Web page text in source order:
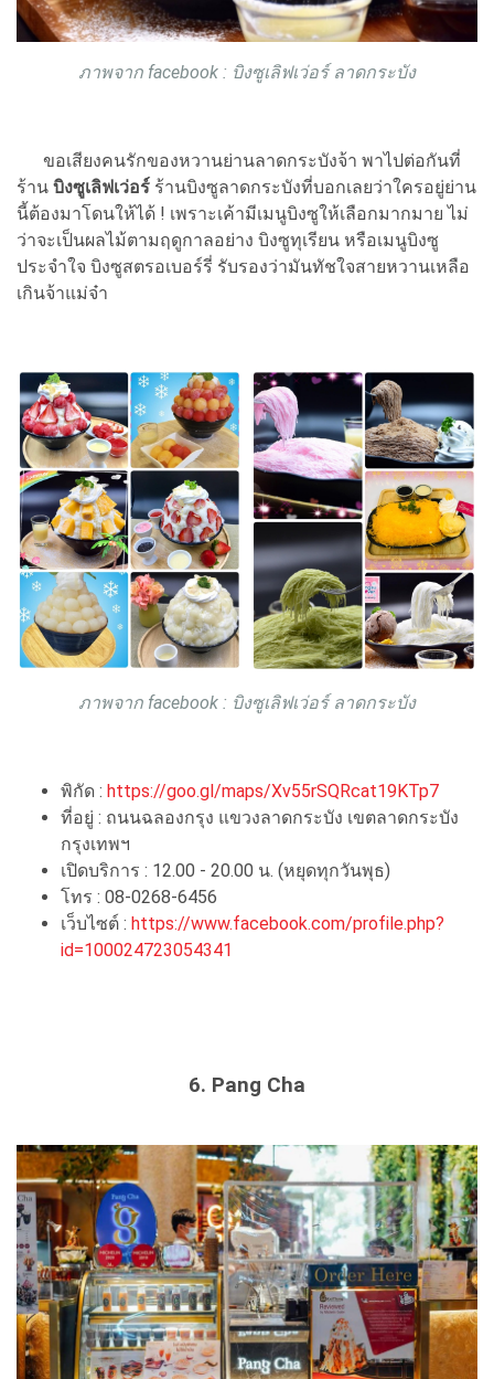
ภาพจาก facebook : บิงซูเลิฟเว่อร์ ลาดกระบัง
ขอเสียงคนรักของหวานย่านลาดกระบังจ้า พาไปต่อกันที่
ร้าน บิงซูเลิฟเว่อร์ ร้านบิงซูลาดกระบังที่บอกเลยว่าใครอยู่ย่าน
นี้ต้องมาโดนให้ได้ ! เพราะเค้ามีเมนูบิงซูให้เลือกมากมาย ไม่
ว่าจะเป็นผลไม้ตามฤดูกาลอย่าง บิงซูทุเรียน หรือเมนูบิงซู
ประจำใจ บิงซูสตรอเบอร์รี่ รับรองว่ามันทัชใจสายหวานเหลือ
เกินจ้าแม่จ๋า
ภาพจาก facebook : บิงซูเลิฟเว่อร์ ลาดกระบัง
พิกัด : https://goo.gl/maps/Xv55rSQRcat19KTp7
ที่อยู่ : ถนนฉลองกรุง แขวงลาดกระบัง เขตลาดกระบัง
กรุงเทพฯ
เปิดบริการ : 12.00 - 20.00 น. (หยุดทุกวันพุธ)
โทร : 08-0268-6456
เว็บไซต์ : https://www.facebook.com/profile.php?
id=100024723054341
6. Pang Cha